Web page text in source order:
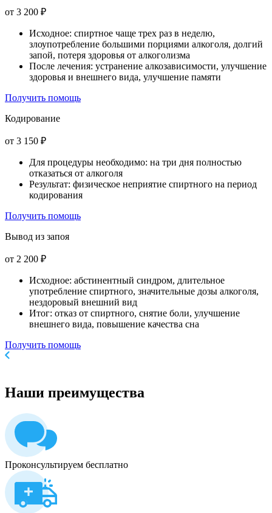
от 3 200 ₽
Исходное: спиртное чаще трех раз в неделю,
злоупотребление большими порциями алкоголя, долгий
запой, потеря здоровья от алкоголизма
После лечения: устранение алкозависимости, улучшение
здоровья и внешнего вида, улучшение памяти
Получить помощь
Кодирование
от 3 150 ₽
Для процедуры необходимо: на три дня полностью
отказаться от алкоголя
Результат: физическое неприятие спиртного на период
кодирования
Получить помощь
Вывод из запоя
от 2 200 ₽
Исходное: абстинентный синдром, длительное
употребление спиртного, значительные дозы алкоголя,
нездоровый внешний вид
Итог: отказ от спиртного, снятие боли, улучшение
внешнего вида, повышение качества сна
Получить помощь
Наши преимущества
Проконсультируем бесплатно